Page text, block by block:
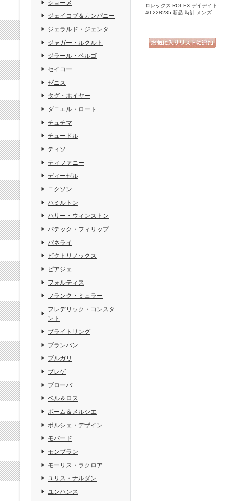
ロレックス ROLEX デイデイト
40 228235 新品 時計 メンズ
ショーメ
ジェイコブ＆カンパニー
ジェラルド・ジェンタ
ジャガー・ルクルト
ジラール・ペルゴ
セイコー
ゼニス
タグ・ホイヤー
ダニエル・ロート
チュチマ
チュードル
ティソ
ティファニー
ディーゼル
ニクソン
ハミルトン
ハリー・ウィンストン
パテック・フィリップ
パネライ
ビクトリノックス
ピアジェ
フォルティス
フランク・ミュラー
フレデリック・コンスタ
ント
ブライトリング
ブランパン
ブルガリ
ブレゲ
ブローバ
ベル＆ロス
ボーム＆メルシエ
ポルシェ・デザイン
モバード
モンブラン
モーリス・ラクロア
ユリス・ナルダン
ユンハンス